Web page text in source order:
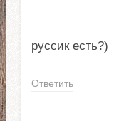
руссик есть?)
Ответить